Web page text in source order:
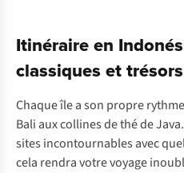
Itinéraire en
classiques et
Chaque île a son propre
Bali aux collines de thé de
sites incontournables avec
cela rendra votre voyage